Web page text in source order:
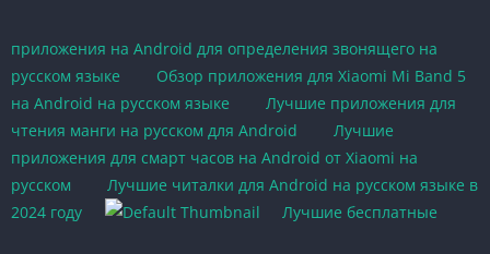
приложения на Android для определения звонящего на
русском языке
Обзор приложения для Xiaomi Mi Band 5
на Android на русском языке
Лучшие приложения для
чтения манги на русском для Android
Лучшие
приложения для смарт часов на Android от Xiaomi на
русском
Лучшие читалки для Android на русском языке в
2024 году
Лучшие бесплатные